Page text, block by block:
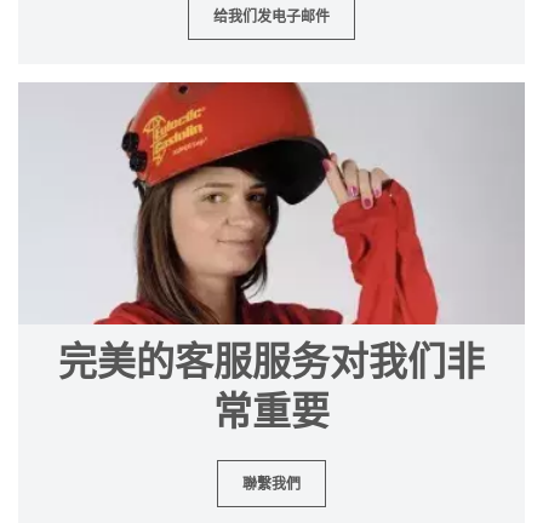
给我们发电子邮件
完美的客服服务对我们非
常重要
聯繫我們